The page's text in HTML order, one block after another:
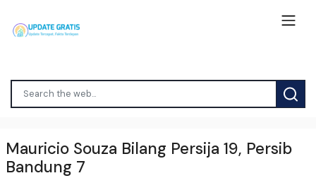
Mauricio Souza Bilang Persija 19, Persib
Bandung 7